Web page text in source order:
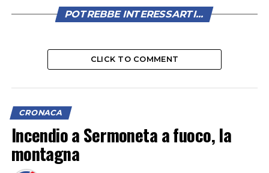
POTREBBE INTERESSARTI...
CLICK TO COMMENT
CRONACA
Incendio a Sermoneta a fuoco, la
montagna